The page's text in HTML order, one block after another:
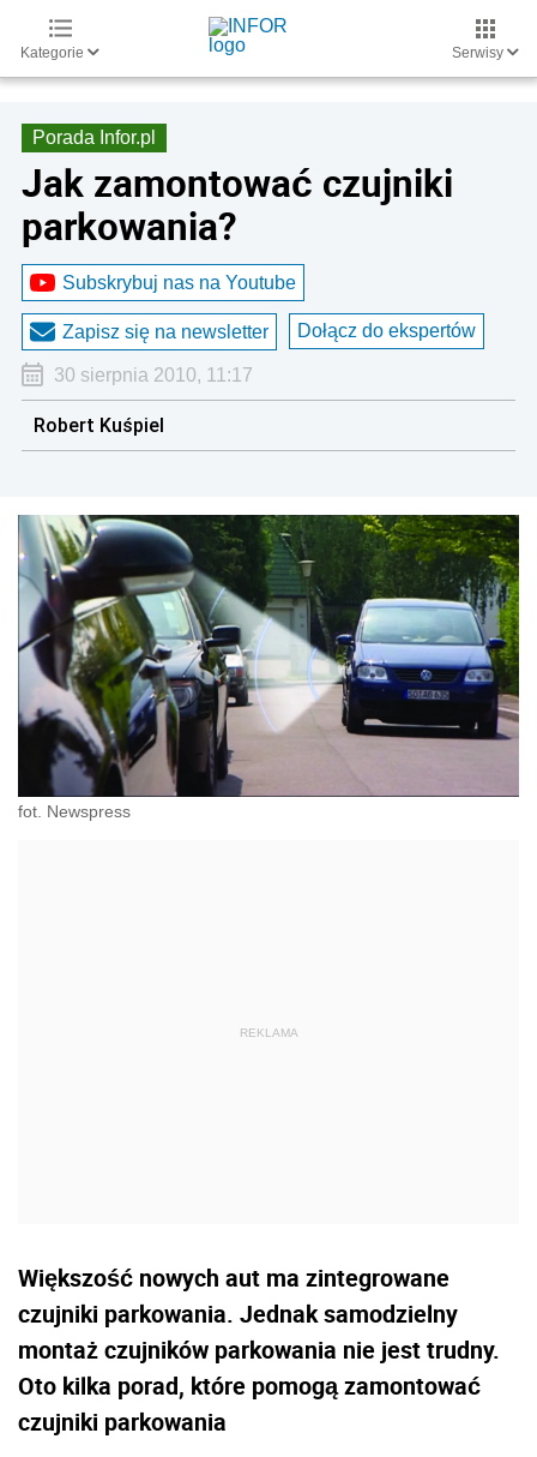
Kategorie Serwisy
Porada Infor.pl
Jak zamontować czujniki
parkowania?
Subskrybuj nas na Youtube
Zapisz się na newsletter Dołącz do ekspertów
30 sierpnia 2010, 11:17
Robert Kuśpiel
fot. Newspress
Większość nowych aut ma zintegrowane
czujniki parkowania. Jednak samodzielny
montaż czujników parkowania nie jest trudny.
Oto kilka porad, które pomogą zamontować
czujniki parkowania